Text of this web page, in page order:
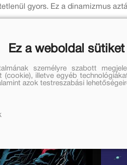
gyors. Ez a dinamizmus
hanem lelkileg sérült
a kérdés, hogy itt jobb lesz-e
Ez a weboldal sütiket
személyre szabott
(cookie), illetve egyéb
azok testreszabási